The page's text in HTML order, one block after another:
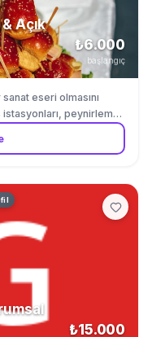
Açık
₺6.000
başlangıç
eseri olmasını
peynirleme-
ile misafirlerinize kokteyl
gecesi, kurumsal kokteyl
₺15.000